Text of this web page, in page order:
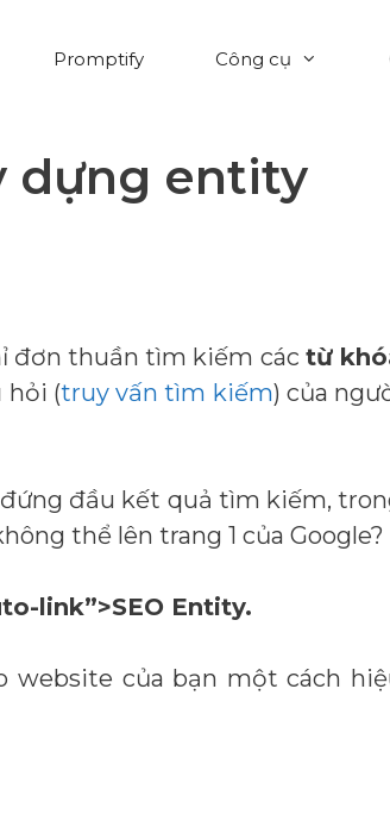
Promptify Công cụ
dựng entity
đơn thuần tìm kiếm các từ
hỏi (truy vấn tìm kiếm) của
đầu kết quả tìm kiếm,
thể lên trang 1 của Google?
link”>SEO Entity.
website của bạn một cách